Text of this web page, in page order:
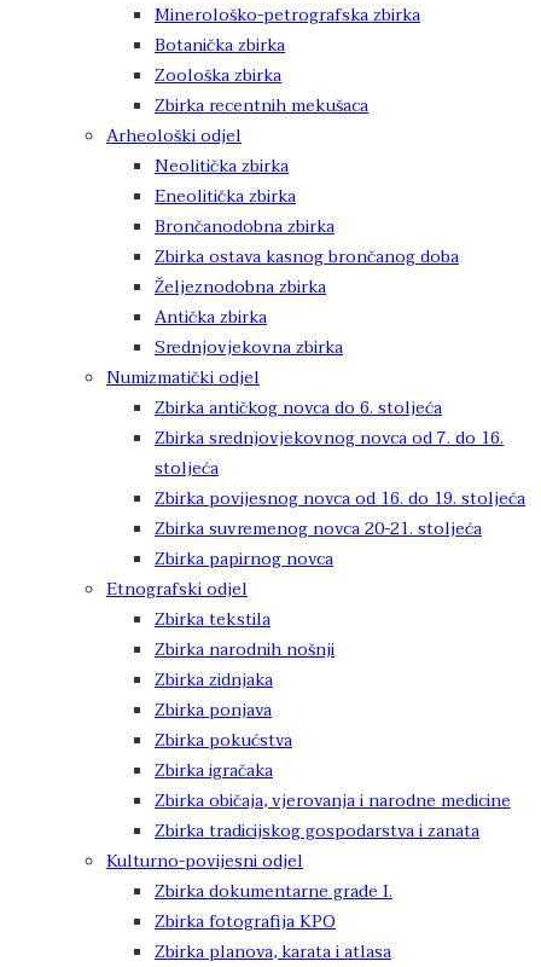
Minerološko-petrografska zbirka
Botanička zbirka
Zoološka zbirka
Zbirka recentnih mekušaca
Arheološki odjel
Neolitička zbirka
Eneolitička zbirka
Brončanodobna zbirka
Zbirka ostava kasnog brončanog doba
Željeznodobna zbirka
Antička zbirka
Srednjovjekovna zbirka
Numizmatički odjel
Zbirka antičkog novca do 6. stoljeća
Zbirka srednjovjekovnog novca od 7. do 16.
stoljeća
Zbirka povijesnog novca od 16. do 19. stoljeća
Zbirka suvremenog novca 20-21. stoljeća
Zbirka papirnog novca
Etnografski odjel
Zbirka tekstila
Zbirka narodnih nošnji
Zbirka zidnjaka
Zbirka ponjava
Zbirka pokućstva
Zbirka igračaka
Zbirka običaja, vjerovanja i narodne medicine
Zbirka tradicijskog gospodarstva i zanata
Kulturno-povijesni odjel
Zbirka dokumentarne građe I.
Zbirka fotografija KPO
Zbirka planova, karata i atlasa